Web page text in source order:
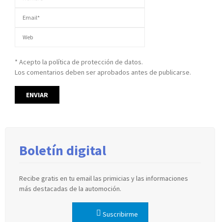
* Acepto la política de protección de datos.
Los comentarios deben ser aprobados antes de publicarse.
Boletín digital
Recibe gratis en tu email las primicias y las informaciones
más destacadas de la automoción.
Suscribirme